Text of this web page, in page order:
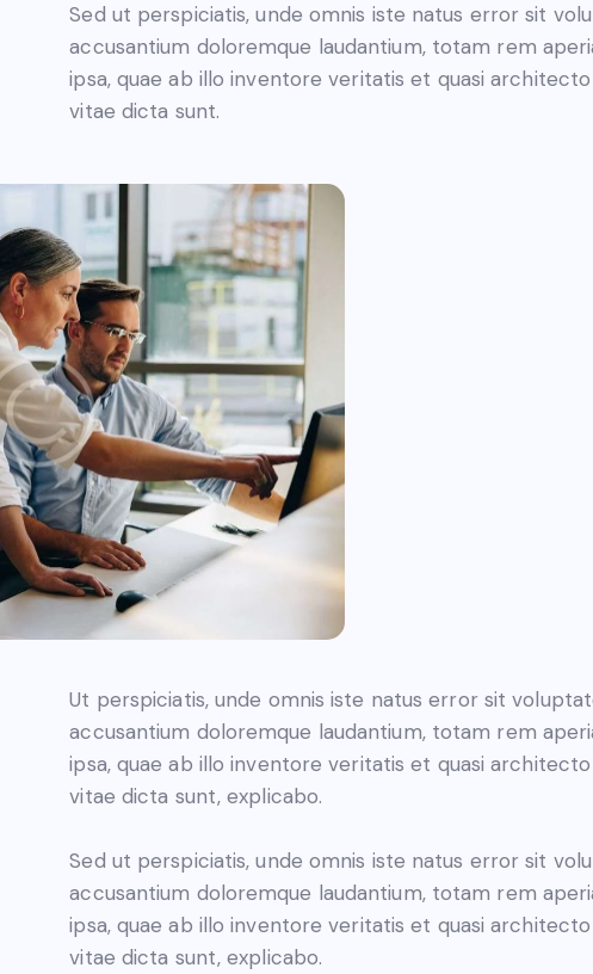
Sed ut perspiciatis, unde omnis iste natus error sit
accusantium doloremque laudantium, totam rem
ipsa, quae ab illo inventore veritatis et quasi
vitae dicta sunt.
Ut perspiciatis, unde omnis iste natus error sit
accusantium doloremque laudantium, totam rem
ipsa, quae ab illo inventore veritatis et quasi
vitae dicta sunt, explicabo.
Sed ut perspiciatis, unde omnis iste natus error sit
accusantium doloremque laudantium, totam rem
ipsa, quae ab illo inventore veritatis et quasi
vitae dicta sunt, explicabo.